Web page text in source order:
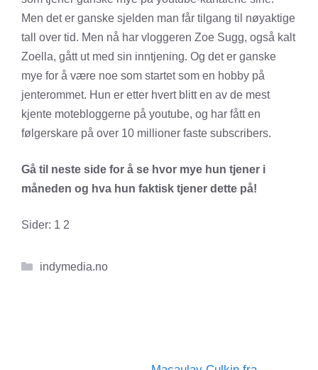
Men det er ganske sjelden man får tilgang til nøyaktige
tall over tid. Men nå har vloggeren Zoe Sugg, også kalt
Zoella, gått ut med sin inntjening. Og det er ganske
mye for å være noe som startet som en hobby på
jenterommet. Hun er etter hvert blitt en av de mest
kjente motebloggerne på youtube, og har fått en
følgerskare på over 10 millioner faste subscribers.
Gå til neste side for å se hvor mye hun tjener i
måneden og hva hun faktisk tjener dette på!
Sider: 1 2
Kategorier
indymedia.no